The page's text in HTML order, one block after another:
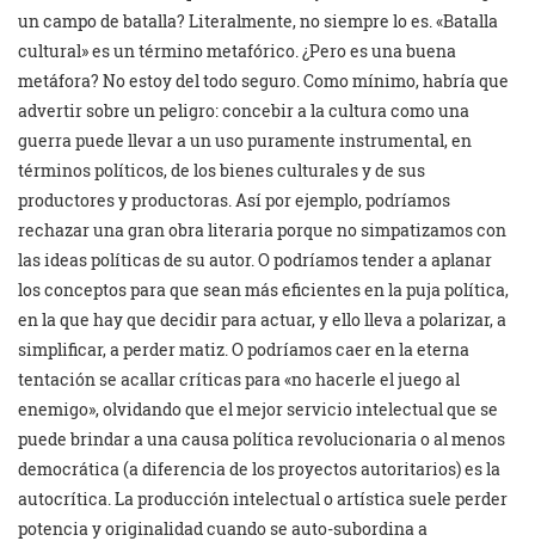
un campo de batalla? Literalmente, no siempre lo es. «Batalla
cultural» es un término metafórico. ¿Pero es una buena
metáfora? No estoy del todo seguro. Como mínimo, habría que
advertir sobre un peligro: concebir a la cultura como una
guerra puede llevar a un uso puramente instrumental, en
términos políticos, de los bienes culturales y de sus
productores y productoras. Así por ejemplo, podríamos
rechazar una gran obra literaria porque no simpatizamos con
las ideas políticas de su autor. O podríamos tender a aplanar
los conceptos para que sean más eficientes en la puja política,
en la que hay que decidir para actuar, y ello lleva a polarizar, a
simplificar, a perder matiz. O podríamos caer en la eterna
tentación se acallar críticas para «no hacerle el juego al
enemigo», olvidando que el mejor servicio intelectual que se
puede brindar a una causa política revolucionaria o al menos
democrática (a diferencia de los proyectos autoritarios) es la
autocrítica. La producción intelectual o artística suele perder
potencia y originalidad cuando se auto-subordina a